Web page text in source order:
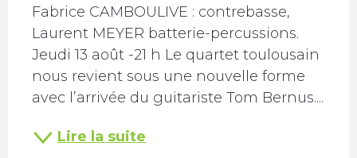
Fabrice CAMBOULIVE : contrebasse,
Laurent MEYER batterie-percussions.
Jeudi 13 août -21 h Le quartet toulousain
nous revient sous une nouvelle forme
avec l’arrivée du guitariste Tom Bernus....
Lire la suite